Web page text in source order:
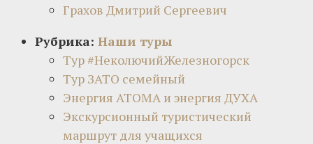
Грахов Дмитрий Сергеевич
Рубрика: Наши туры
Тур #НеколючийЖелезногорск
Тур ЗАТО семейный
Энергия АТОМА и энергия ДУХА
Экскурсионный туристический
маршрут для учащихся